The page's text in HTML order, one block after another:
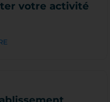
votre activité